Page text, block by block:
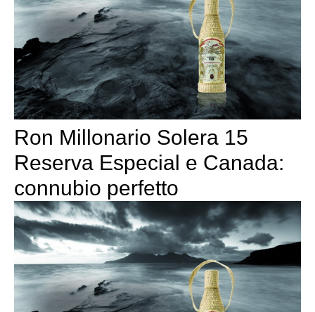
Ron Millonario Solera 15
Reserva Especial e Canada:
connubio perfetto